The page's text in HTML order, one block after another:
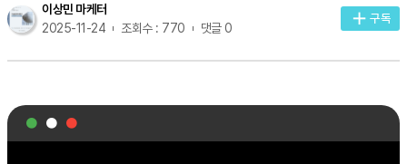
이상민 마케터
2025-11-24
조회수 : 770 댓글 0
구독